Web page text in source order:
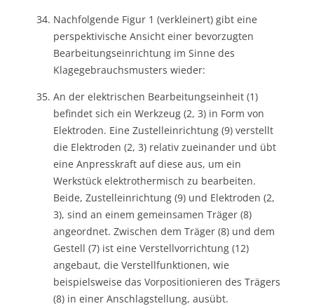
Nachfolgende Figur 1 (verkleinert) gibt eine
perspektivische Ansicht einer bevorzugten
Bearbeitungseinrichtung im Sinne des
Klagegebrauchsmusters wieder:
An der elektrischen Bearbeitungseinheit (1)
befindet sich ein Werkzeug (2, 3) in Form von
Elektroden. Eine Zustelleinrichtung (9) verstellt
die Elektroden (2, 3) relativ zueinander und übt
eine Anpresskraft auf diese aus, um ein
Werkstück elektrothermisch zu bearbeiten.
Beide, Zustelleinrichtung (9) und Elektroden (2,
3), sind an einem gemeinsamen Träger (8)
angeordnet. Zwischen dem Träger (8) und dem
Gestell (7) ist eine Verstellvorrichtung (12)
angebaut, die Verstellfunktionen, wie
beispielsweise das Vorpositionieren des Trägers
(8) in einer Anschlagstellung, ausübt.